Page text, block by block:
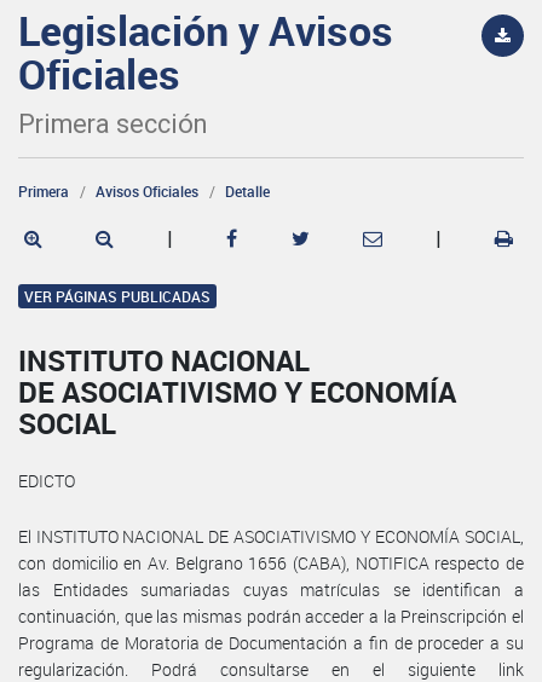
Legislación y Avisos
Oficiales
Primera sección
Primera Avisos Oficiales Detalle
| |
VER PÁGINAS PUBLICADAS
INSTITUTO NACIONAL
DE ASOCIATIVISMO Y ECONOMÍA
SOCIAL
EDICTO
El INSTITUTO NACIONAL DE ASOCIATIVISMO Y ECONOMÍA SOCIAL,
con domicilio en Av. Belgrano 1656 (CABA), NOTIFICA respecto de
las Entidades sumariadas cuyas matrículas se identifican a
continuación, que las mismas podrán acceder a la Preinscripción el
Programa de Moratoria de Documentación a fin de proceder a su
regularización. Podrá consultarse en el siguiente link